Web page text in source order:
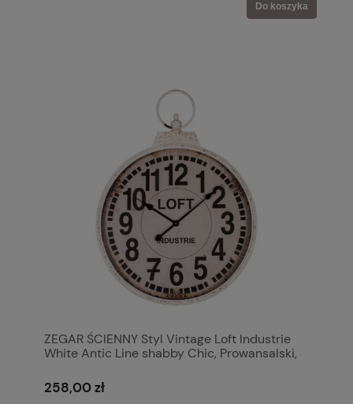
Do koszyka
ZEGAR ŚCIENNY Styl Vintage Loft Industrie
White Antic Line shabby Chic, Prowansalski,
258,00 zł